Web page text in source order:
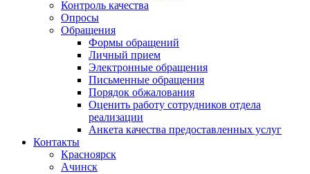
Контроль качества
Опросы
Обращения
Формы обращений
Личный прием
Электронные обращения
Письменные обращения
Порядок обжалования
Оценить работу сотрудников отдела
реализации
Анкета качества предоставленных услуг
Контакты
Красноярск
Ачинск